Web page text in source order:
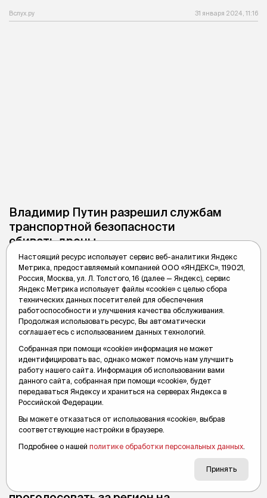
Вслух.ру 31 января 2024, 11:16
Владимир Путин разрешил службам
транспортной безопасности
сбивать дроны
Глава государства подписал соответствующий закон.
31 января 2024, 10:48
Настоящий ресурс использует сервис веб-аналитики Яндекс
Метрика, предоставляемый компанией ООО «ЯНДЕКС», 119021,
Россия, Москва, ул. Л. Толстого, 16 (далее — Яндекс), сервис
Яндекс Метрика использует файлы «cookie» с целью сбора
технических данных посетителей для обеспечения
работоспособности и улучшения качества обслуживания.
Продолжая использовать ресурс, Вы автоматически
соглашаетесь с использованием данных технологий.
Собранная при помощи «cookie» информация не может
идентифицировать вас, однако может помочь нам улучшить
работу нашего сайта. Информация об использовании вами
данного сайта, собранная при помощи «cookie», будет
передаваться Яндексу и храниться на серверах Яндекса в
Российской Федерации.
Вы можете отказаться от использования «cookie», выбрав
соответствующие настройки в браузере.
Подробнее о нашей политике обработки персональных данных
Принять